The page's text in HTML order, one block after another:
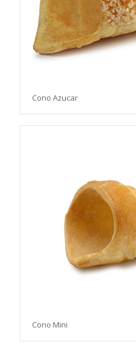
Cono Azucar
Cono Mini